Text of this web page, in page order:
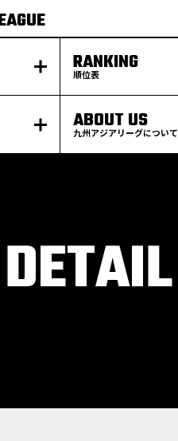
RANKING
順位表
ABOUT US
九州アジアリーグについて